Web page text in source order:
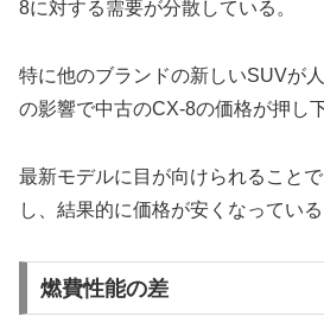
8に対する需要が分散している。
特に他のブランドの新しいSUVが
の影響で中古のCX-8の価格が押し
最新モデルに目が向けられること
し、結果的に価格が安くなっている
燃費性能の差